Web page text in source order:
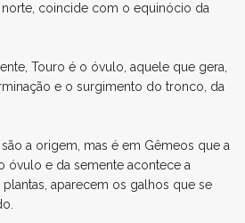
coincide com o equinócio da
Touro é o óvulo, aquele que gera,
e o surgimento do tronco, da
a origem, mas é em Gêmeos que a
óvulo e da semente acontece a
aparecem os galhos que se